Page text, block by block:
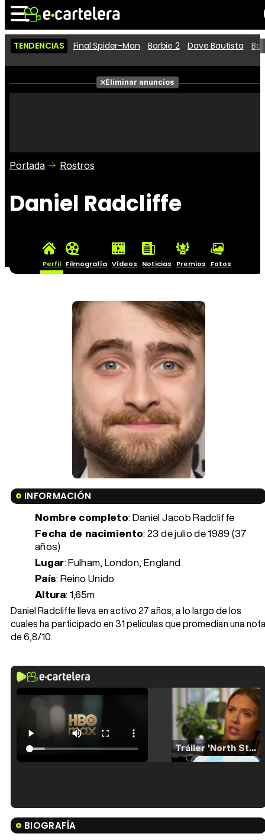
Noticias Cartelera
Películas
Críticas
TENDENCIAS Final Spider-Man Barbie 2 Dave Bautista
Eliminar anuncios
Portada Rostros
Daniel Radcliffe
Perfil Filmografía Vídeos Noticias Premios Fotos
INFORMACIÓN
Nombre completo: Daniel Jacob Radcliffe
Fecha de nacimiento:23 de julio de 1989 (37
años)
Lugar: Fulham, London, England
País: Reino Unido
Altura: 1,65m
Daniel Radcliffe lleva en activo 27 años, a lo largo de los
cuales ha participado en 31 películas que promedian una
de 6,8/10.
Tráiler 'North Star' (2023)
Tráiler en español de 'La isla olvidada'
BIOGRAFÍA